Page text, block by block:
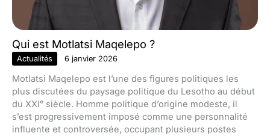
Qui est Motlatsi Maqelepo ?
Actualités 6 janvier 2026
Motlatsi Maqelepo est l’une des figures politiques les
plus discutées du paysage politique du Lesotho au début
du XXIᵉ siècle. Homme politique d’origine modeste, il
s’est progressivement imposé comme une personnalité
influente et controversée, occupant plusieurs postes